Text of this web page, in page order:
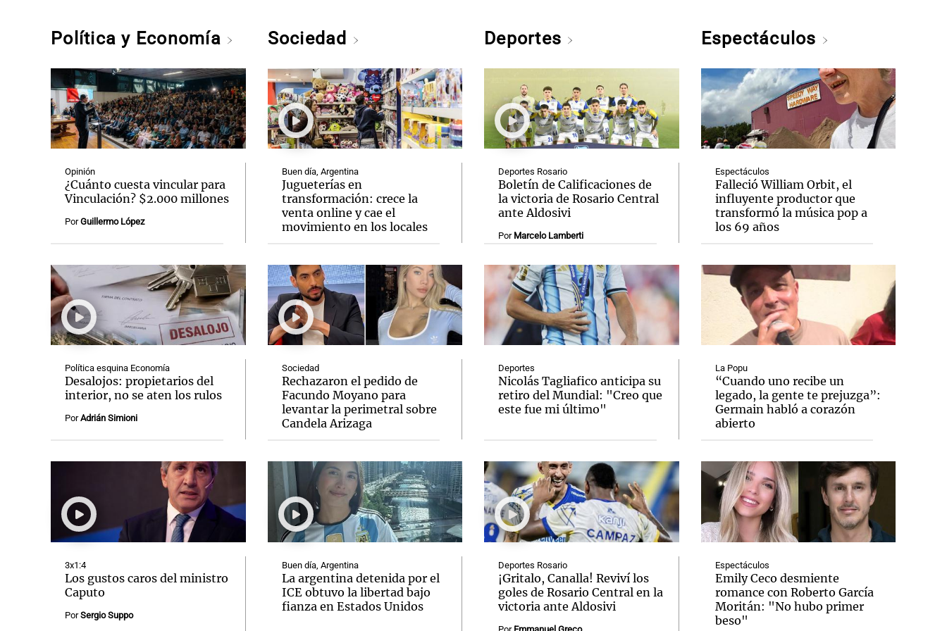
Política y Economía
Opinión
¿Cuánto cuesta vincular para
Vinculación? $2.000 millones
PorGuillermo López
Política esquina Economía
Desalojos: propietarios del
interior, no se aten los rulos
PorAdrián Simioni
3x1:4
Los gustos caros del ministro
Caputo
PorSergio Suppo
Sociedad
Buen día, Argentina
Jugueterías en
transformación: crece la
venta online y cae el
movimiento en los locales
Sociedad
Rechazaron el pedido de
Facundo Moyano para
levantar la perimetral sobre
Candela Arizaga
Buen día, Argentina
La argentina detenida por el
ICE obtuvo la libertad bajo
fianza en Estados Unidos
Deportes
Deportes Rosario
Boletín de Calificaciones de
la victoria de Rosario Central
ante Aldosivi
Por Marcelo Lamberti
Deportes
Nicolás Tagliafico anticipa su
retiro del Mundial: "Creo que
este fue mi último"
Deportes Rosario
¡Gritalo, Canalla! Reviví los
goles de Rosario Central en la
victoria ante Aldosivi
Espectáculos
Espectáculos
Falleció William Orbit, el
influyente productor que
transformó la música pop a
los 69 años
La Popu
“Cuando uno recibe un
legado, la gente te prejuzga”:
Germain habló a corazón
abierto
Espectáculos
Emily Ceco desmiente
romance con Roberto García
Moritán: "No hubo primer
beso"
Notas
El huracán de Arequito Cadena 3 en Groenlandia
Notas